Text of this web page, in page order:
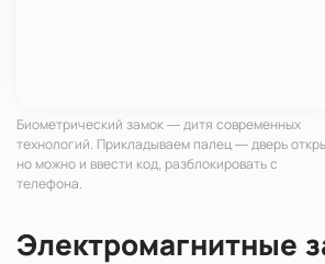
Биометрический замок — дитя современных
технологий. Прикладываем палец — дверь
но можно и ввести код, разблокировать с
телефона.
Электромагнитные